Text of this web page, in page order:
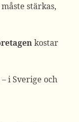
måste stärkas,
kostar
i Sverige och